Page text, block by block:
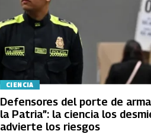
CIENCIA
Defensores del porte de
la Patria”: la ciencia los
advierte los riesgos